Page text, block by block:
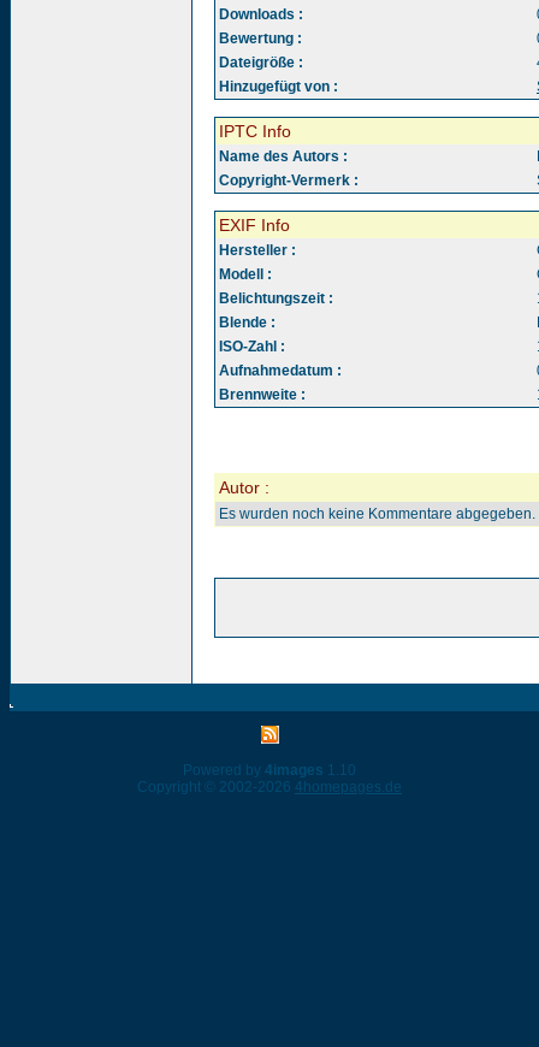
Downloads :
Bewertung :
Dateigröße :
Hinzugefügt von :
IPTC Info
Name des Autors :
Copyright-Vermerk :
EXIF Info
Hersteller :
Modell :
Belichtungszeit :
Blende :
ISO-Zahl :
Aufnahmedatum :
Brennweite :
Autor :
Es wurden noch keine Kommentare abgegeben.
Powered by 4images 1.10
Copyright © 2002-2026 4homepages.de